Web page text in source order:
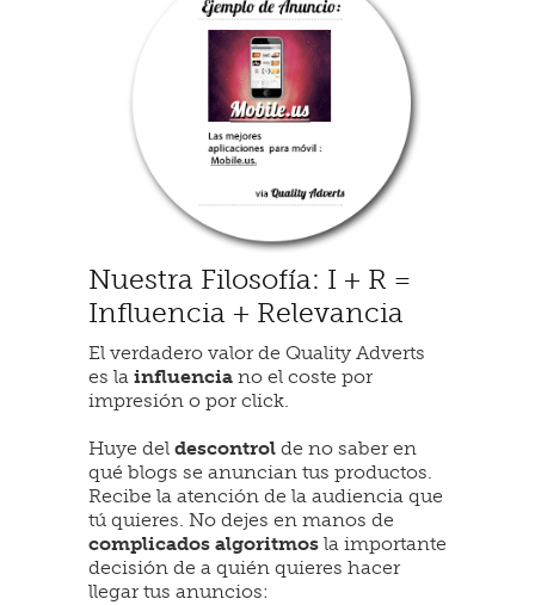
Nuestra Filosofía: I + R =
Influencia + Relevancia
El verdadero valor de Quality Adverts
es la influencia no el coste por
impresión o por click.
Huye del descontrol de no saber en
qué blogs se anuncian tus productos.
Recibe la atención de la audiencia que
tú quieres. No dejes en manos de
complicados algoritmos la importante
decisión de a quién quieres hacer
llegar tus anuncios: